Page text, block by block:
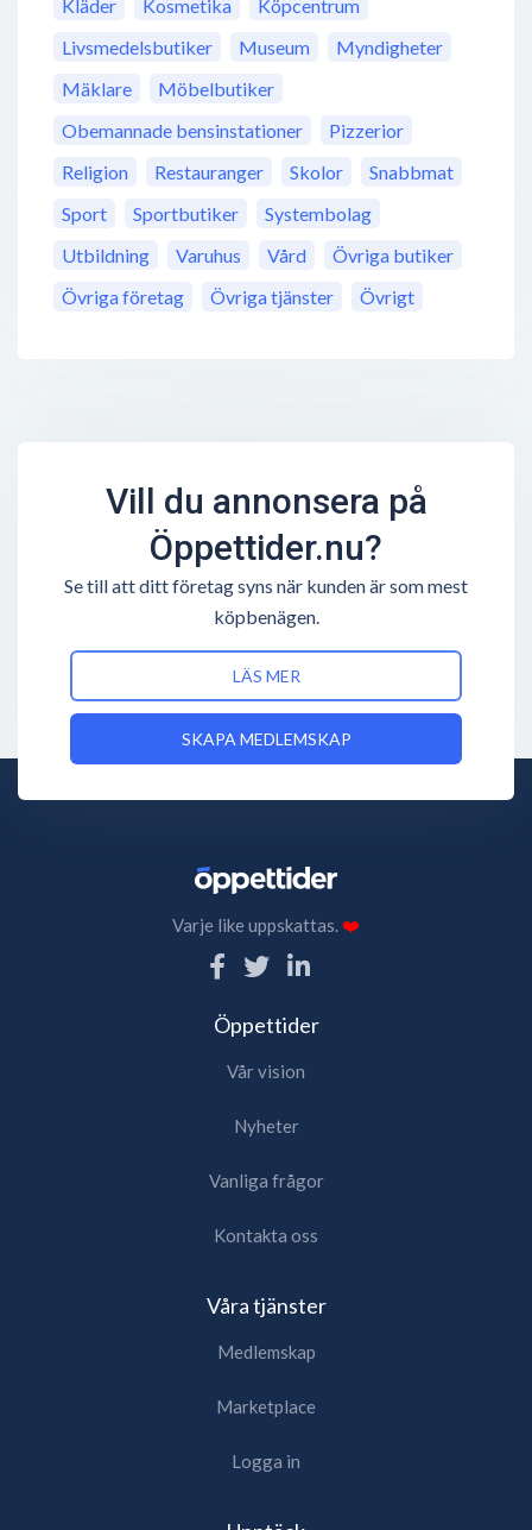
Kläder
Kosmetika
Köpcentrum
Livsmedelsbutiker
Museum
Myndigheter
Mäklare
Möbelbutiker
Obemannade bensinstationer
Pizzerior
Religion
Restauranger Skolor
Snabbmat
Sport
Sportbutiker
Systembolag
Utbildning
Varuhus Vård
Övriga butiker
Övriga företag
Övriga tjänster Övrigt
Vill du annonsera på
Öppettider.nu?
Se till att ditt företag syns när kunden är som mest
köpbenägen.
LÄS MER
SKAPA MEDLEMSKAP
Varje like uppskattas.❤️
Öppettider
Vår vision
Nyheter
Vanliga frågor
Kontakta oss
Våra tjänster
Medlemskap
Marketplace
Logga in